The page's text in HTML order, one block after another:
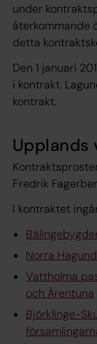
under
återkommande
detta
Den 1 januari
i kontrakt.
kontrakt.
Upplands
Fredrik
I kontraktet
Norra
Vattholma
och Ärentuna
Björklinge-